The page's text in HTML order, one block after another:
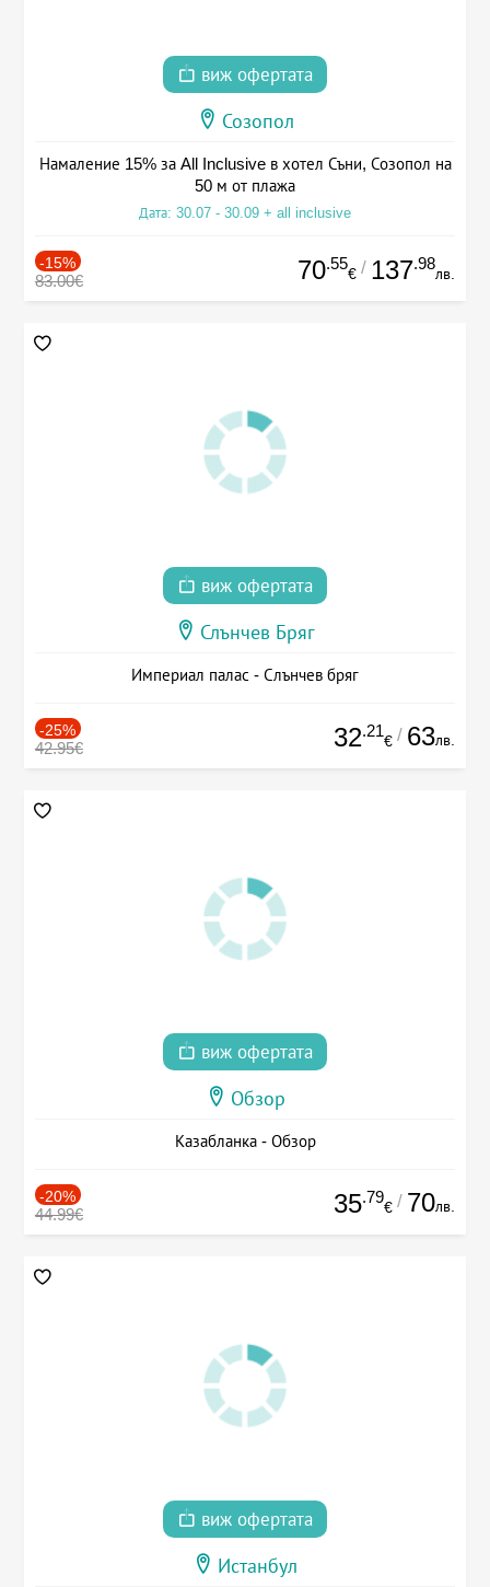
виж офертата
Созопол
Намаление 15% за All Inclusive в хотел Съни, Созопол на
50 м от плажа
Дата: 30.07 - 30.09 + all inclusive
-15%
83.00€ 70.55
€ / 137.98
лв.
виж офертата
Слънчев Бряг
Империал палас - Слънчев бряг
-25%
42.95€ 32.21
€ / 63лв.
виж офертата
Обзор
Казабланка - Обзор
-20%
44.99€ 35.79
€ / 70лв.
виж офертата
Истанбул